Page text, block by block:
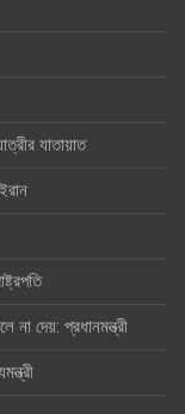
যাতায়াত
না দেয়: প্রধানমন্ত্রী